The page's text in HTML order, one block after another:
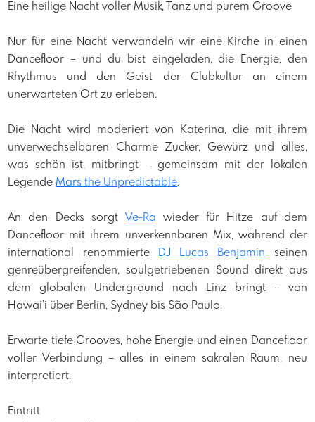
Eine heilige Nacht voller Musik, Tanz und purem Groove
Nur für eine Nacht verwandeln wir eine Kirche in einen
Dancefloor – und du bist eingeladen, die Energie, den
Rhythmus und den Geist der Clubkultur an einem
unerwarteten Ort zu erleben.
Die Nacht wird moderiert von
Katerina, die mit ihrem
unverwechselbaren Charme Zucker, Gewürz und alles,
was schön ist, mitbringt – gemeinsam mit der lokalen
Legende Mars the Unpredictable.
An den Decks sorgt Ve-Ra wieder für Hitze auf dem
Dancefloor mit ihrem unverkennbaren Mix, während der
international renommierte
DJ Lucas Benjamin seinen
genreübergreifenden, soulgetriebenen Sound direkt aus
dem globalen Underground nach Linz bringt – von
Hawai’i über Berlin, Sydney bis São Paulo.
Erwarte tiefe Grooves, hohe Energie und einen Dancefloor
voller Verbindung – alles in einem sakralen Raum, neu
interpretiert.
Eintritt